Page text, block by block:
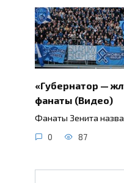
«Губернатор —
фанаты (Видео)
Фанаты Зенита
0 87